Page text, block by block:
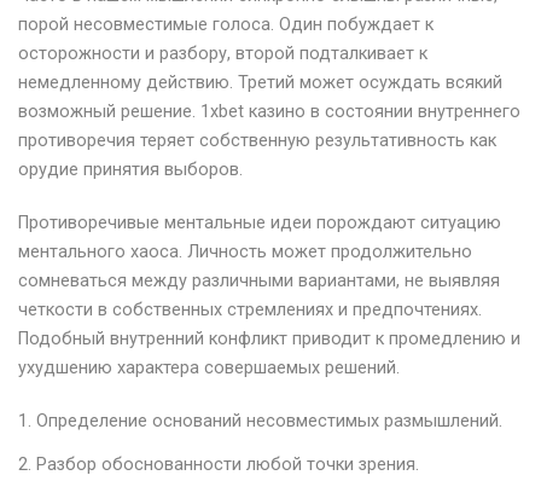
порой несовместимые голоса. Один побуждает к
осторожности и разбору, второй подталкивает к
немедленному действию. Третий может осуждать всякий
возможный решение. 1xbet казино в состоянии внутреннего
противоречия теряет собственную результативность как
орудие принятия выборов.
Противоречивые ментальные идеи порождают ситуацию
ментального хаоса. Личность может продолжительно
сомневаться между различными вариантами, не выявляя
четкости в собственных стремлениях и предпочтениях.
Подобный внутренний конфликт приводит к промедлению и
ухудшению характера совершаемых решений.
Определение оснований несовместимых размышлений.
Разбор обоснованности любой точки зрения.